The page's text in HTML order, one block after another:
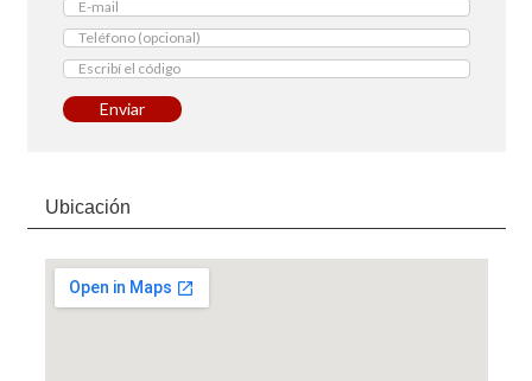
Enviar
Ubicación